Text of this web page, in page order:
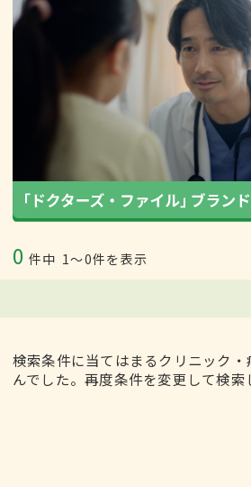
0 件中 1〜0件を表示
検索条件に当てはまるクリニック
んでした。再度条件を変更して検索